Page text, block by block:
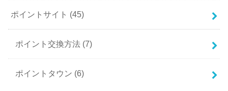
ポイントサイト (45)
ポイント交換方法 (7)
ポイントタウン (6)